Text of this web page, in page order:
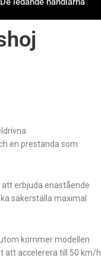
en prestanda som
erbjuda enastående
säkerställa maximal
kommer modellen
att accelerera till 50 km/h